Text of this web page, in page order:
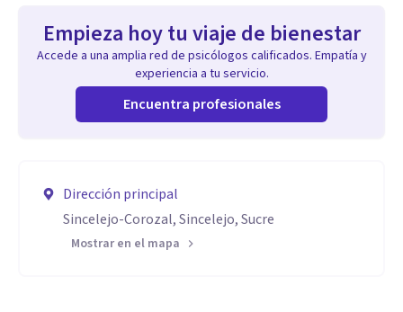
Empieza hoy tu viaje de bienestar
Accede a una amplia red de psicólogos calificados. Empatía y
experiencia a tu servicio.
Encuentra profesionales
Dirección principal
Sincelejo-Corozal, Sincelejo, Sucre
Mostrar en el mapa